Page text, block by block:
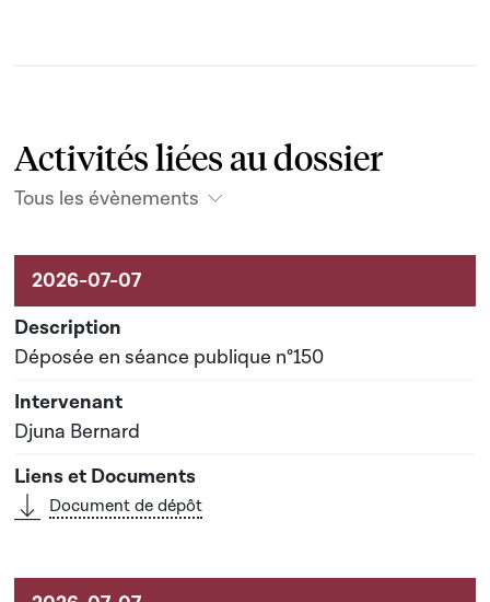
Activités liées au dossier
Tous les évènements
Activités liées au dossier
Déposée en séance publique n°150
Djuna Bernard
Document de dépôt